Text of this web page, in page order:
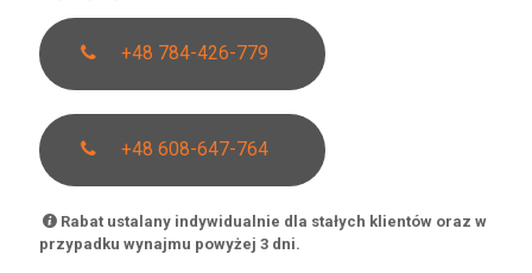
+48 784-426-779
+48 608-647-764
Rabat ustalany indywidualnie dla stałych klientów oraz w
przypadku wynajmu powyżej 3 dni.